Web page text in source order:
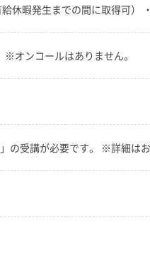
休暇発生までの間に取得可）
オンコールはありません。
の受講が必要です。 ※詳細はお